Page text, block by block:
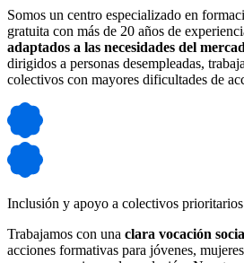
Somos un centro especializado en
gratuita con más de 20 años de
adaptados a las necesidades del
dirigidos a personas desempleadas,
colectivos con mayores dificultades de
Inclusión y apoyo a colectivos prioritarios
Trabajamos con una clara vocación
acciones formativas para jóvenes,